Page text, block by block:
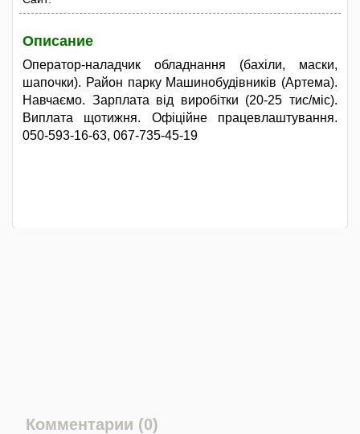
Описание
Оператор-наладчик обладнання (бахіли, маски,
шапочки). Район парку Машинобудівників (Артема).
Навчаємо. Зарплата від виробітки (20-25 тис/міс).
Виплата щотижня. Офіційне працевлаштування.
050-593-16-63, 067-735-45-19
Комментарии (0)